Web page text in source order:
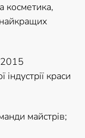
косметика,
2015
краси
майстрів;